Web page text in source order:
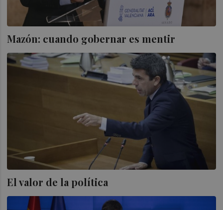
Mazón: cuando gobernar es mentir
El valor de la política